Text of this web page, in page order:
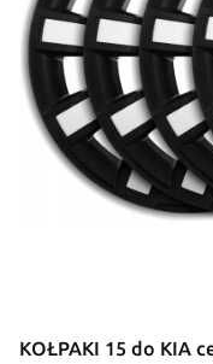
KOŁPAKI 15 do KIA